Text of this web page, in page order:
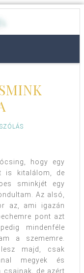
hogy egy
is kitalálom, de
sminkjét egy
Az alsó,
az, ami igazán
pont azt
mindenféle
a szememre.
majd, csak
megyek és
csajnak, de azért